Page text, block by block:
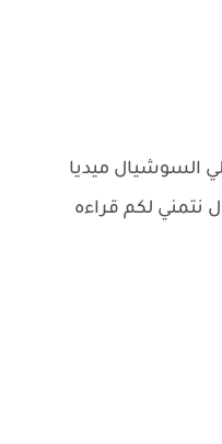
السوشيال ميديا
نتمني لكم قراءه